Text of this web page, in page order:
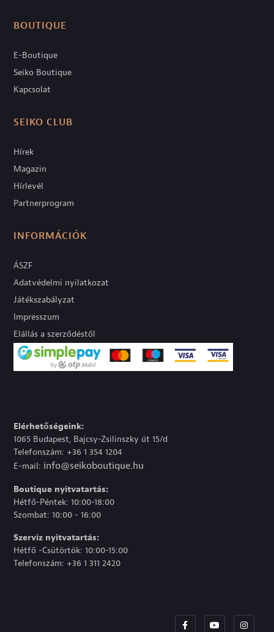
BOUTIQUE
E-Boutique
Seiko Boutique
Kapcsolat
SEIKO CLUB
Hírek
Magazin
Hírlevél
Partnerprogram
INFORMÁCIÓK
ÁSZF
Adatvédelmi nyilatkozat
Játékszabályzat
Impresszum
Elállás a szerződéstől
Elérhetőségeink:
1065 Budapest, Bajcsy-Zsilinszky út 15/d
Telefonszám: +36 1 354 1204
E-mail: info@seikoboutique.hu
Boutique nyitvatartás:
Hétfő-Péntek: 10:00-18:00
Szombat: 10:00 - 16:00
Szerviz nyitvatartás:
Hétfő -Csütörtök: 10:00-15:00
Telefonszám: +36 1 311 2420